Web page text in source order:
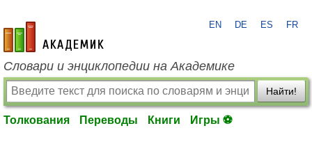
academic.ru
EN DE ES FR
Словари и энциклопедии на Академике
Найти!
Толкования Переводы Книги Игры ⚽